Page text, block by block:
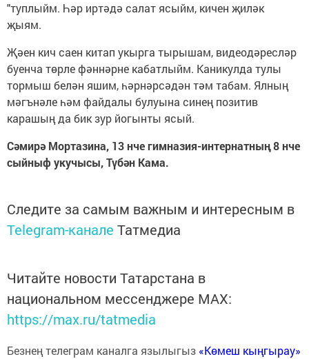
"туплыйм. Һәр иртәдә салат ясыйм, кичен җиләк
җыям.
Җәен кич саен китап укырга тырышам, видеодәресләр
буенча төрле фәннәрне кабатлыйм. Каникулда тулы
тормыш белән яшим, һәрнәрсәдән тәм табам. Ялның
мәгънәле һәм файдалы булуына синең позитив
карашың да бик зур йогынты ясый.
Сәмирә Мортазина, 13 нче гимназия-интернатның 8 нче
сыйныф укучысы, Түбән Кама.
Следите за самым важным и интересным в
Telegram-канале Татмедиа
Читайте новости Татарстана в
национальном мессенджере MАХ:
https://max.ru/tatmedia
Безнең телеграм каналга язылыгыз «Көмеш кыңгырау»